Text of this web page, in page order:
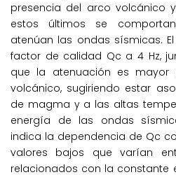
presencia del arco volcánico
estos últimos se
atenúan las ondas sísmicas.
factor de calidad Qc a 4 Hz,
que la atenuación es
volcánico, sugiriendo estar
de magma y a las altas
energía de las ondas
indica la dependencia de Qc
valores bajos que varían
relacionados con la constante